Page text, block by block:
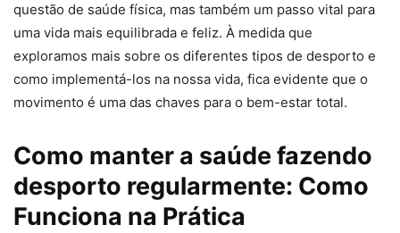
questão de saúde física, mas também um passo vital para
uma vida mais equilibrada e feliz. À medida que
exploramos mais sobre os diferentes tipos de desporto e
como implementá-los na nossa vida, fica evidente que o
movimento é uma das chaves para o bem-estar total.
Como manter a saúde fazendo
desporto regularmente: Como
Funciona na Prática